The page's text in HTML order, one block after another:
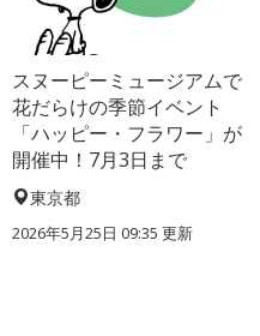
スヌーピーミュージアムで
花だらけの季節イベント
「ハッピー・フラワー」が
開催中！7月3日まで
東京都
2026年5月25日 09:35 更新